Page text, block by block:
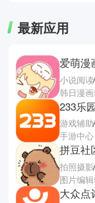
最新应用
爱萌漫
小说阅读
韩日漫
233乐
游戏辅助
手游中
拼豆社
拍照摄影
图片编
大众点